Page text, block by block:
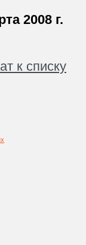
2008 г.
к списку